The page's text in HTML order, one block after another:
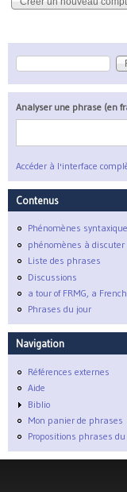
Formulaire de
Rechercher
Analyser une phrase (en
Accéder à l'interface
Contenus
Phénomènes
phénomènes à discuter
Liste des phrases
Discussions
a tour of FRMG, a
Phrases du jour
Navigation
Références externes
Aide
Biblio
Mon panier de phrases
Propositions phrases